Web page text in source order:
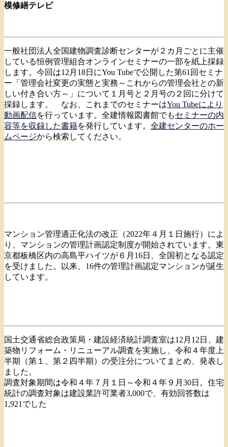
模修繕テレビ
一般社団法人全国建物調査診断センターが２カ月ごとに主催
している恒例管理組合オンラインセミナーの一部を紙上採録
します。今回は12月18日にYou Tubeで公開した第61回セミナ
ー「管理会社変更の実態と実務～これからの管理会社との新
しい付き合い方～」について１月号と２月号の２回に分けて
採録します。 なお、これまでのセミナーはYou Tubeにより
動画配信を行っています。全建情報図書館でもセミナーの内
容等を収録した書籍を発行しています。 全建センターのホー
ムページから検索してください。
マンション管理適正化法の改正（2022年４月１日施行）によ
り、マンションの管理計画認定制度が開始されています。東
京都板橋区内の高島平ハイツが６月16日、全国初となる認定
を受けました。以来、16件の管理計画認定マンションが誕生
しています。
国土交通省総合政策局・建設経済統計調査室は12月12日、建
築物リフォーム・リニューアル調査を実施し、令和４年度上
半期（第１、第２四半期）の受注分についてまとめ、発表し
ました。
調査対象期間は令和４年７月１日～令和４年９月30日。住宅
統計の調査対象は建設業許可業者3,000で、有効回答数は
1,921でした